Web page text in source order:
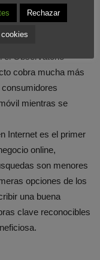
adapte a todos los
importante. No hay
el Observatorio
cobra mucha más
mientras se
Internet es el primer
online,
son menores
opciones de los
una buena
clave reconocibles
Rechazar